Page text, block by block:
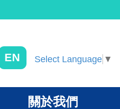
EN Select Language ▼
關於我們